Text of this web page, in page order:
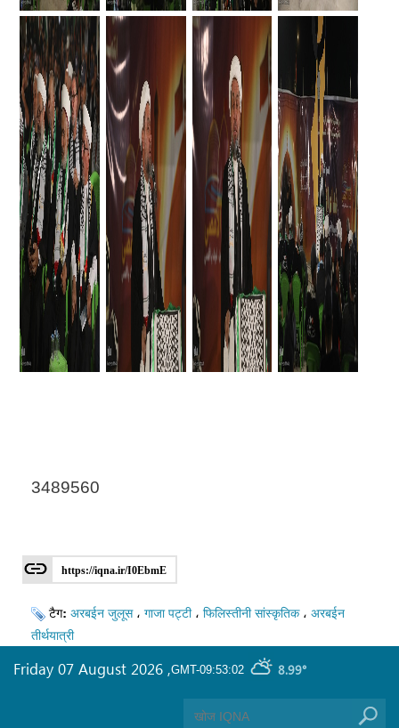
3489560
https://iqna.ir/I0EbmE
टैग: अरबईन जुलूस، गाजा पट्टी، फिलिस्तीनी सांस्कृतिक، अरबईन
तीर्थयात्री
GMT-09:53:02 8.99°
Friday 07 August 2026 ,